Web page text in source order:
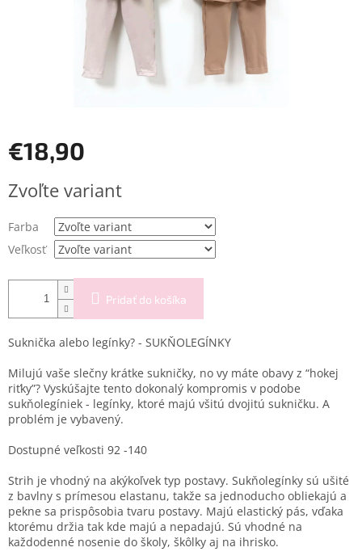
€18,90
cena:
Zvoľte variant
Farba
Veľkosť
Pridať do košíka
Suknička alebo legínky? - SUKŇOLEGÍNKY
Milujú vaše slečny krátke sukničky, no vy máte obavy z “hokej
riťky”? Vyskúšajte tento dokonalý kompromis v podobe
sukňolegíniek - legínky, ktoré majú všitú dvojitú sukničku. A
problém je vybavený.
Dostupné veľkosti 92 -140
Strih je vhodný na akýkoľvek typ postavy. Sukňolegínky sú ušité
z bavlny s prímesou elastanu, takže sa jednoducho obliekajú a
pekne sa prispôsobia tvaru postavy. Majú elastický pás, vďaka
ktorému držia tak kde majú a nepadajú. Sú vhodné na
každodenné nosenie do školy, škôlky aj na ihrisko.